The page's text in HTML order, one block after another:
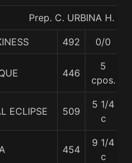
Prep. C. URBINA H.
492 0/0
446
5
cpos.
ECLIPSE 509
5 1/4
c
454
9 1/4
c